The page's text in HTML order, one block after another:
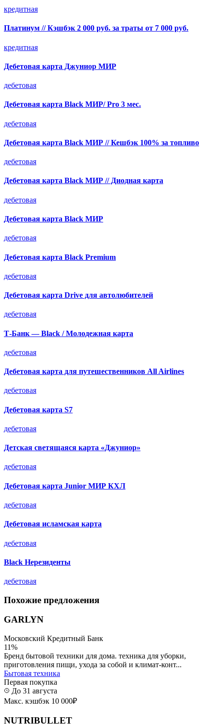
кредитная
Платинум // Кэшбэк 2 000 руб. за траты от 7 000 руб.
кредитная
Дебетовая карта Джуниор МИР
дебетовая
Дебетовая карта Black МИР/ Pro 3 мес.
дебетовая
Дебетовая карта Black МИР // Кешбэк 100% за топливо
дебетовая
Дебетовая карта Black МИР // Диодная карта
дебетовая
Дебетовая карта Black МИР
дебетовая
Дебетовая карта Black Premium
дебетовая
Дебетовая карта Drive для автолюбителей
дебетовая
Т-Банк — Black / Молодежная карта
дебетовая
Дебетовая карта для путешественников All Airlines
дебетовая
Дебетовая карта S7
дебетовая
Детская светящаяся карта «Джуниор»
дебетовая
Дебетовая карта Junior МИР КХЛ
дебетовая
Дебетовая исламская карта
дебетовая
Black Нерезиденты
дебетовая
Похожие предложения
GARLYN
Московский Кредитный Банк
11%
Бренд бытовой техники для дома. техника для уборки,
приготовления пищи, ухода за собой и климат-конт...
Бытовая техника
Первая покупка
До 31 августа
Макс. кэшбэк 10 000₽
NUTRIBULLET